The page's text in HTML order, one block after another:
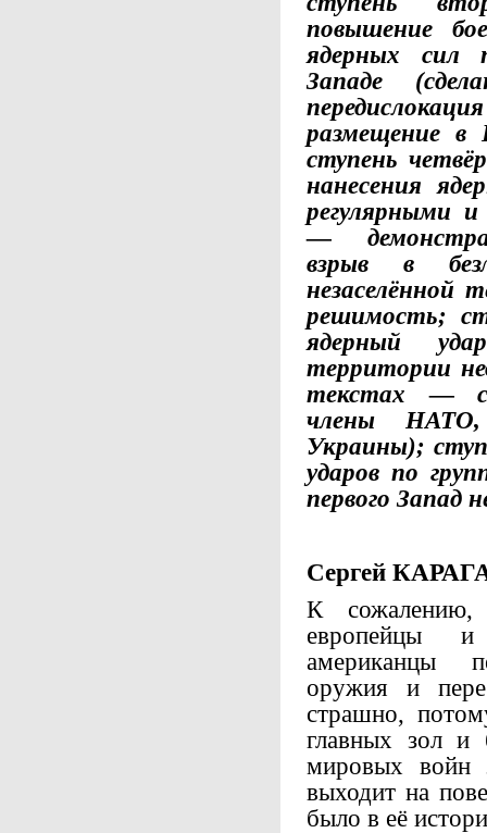
повышение
ядерных сил
Западе
размещение в
ступень
нанесения
регулярными
—
взрыв в
незаселённой
решимость;
ядерный
территории
текстах —
члены НАТО,
Украины);
ударов по
первого Запад
Сергей
К сожалению,
европейцы
американцы
оружия и
страшно,
главных зол и
мировых войн
выходит на
было в её